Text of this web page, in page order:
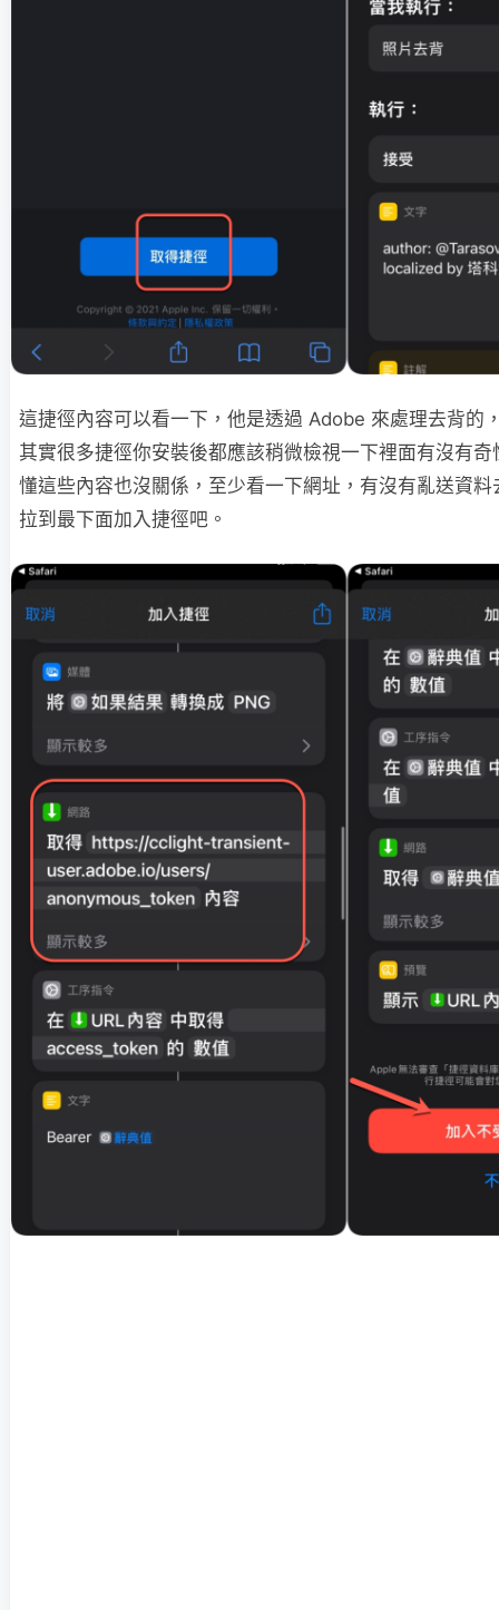
這捷徑內容可以看一下，他是透過 Adobe 來處理去背的
其實很多捷徑你安裝後都應該稍微檢視一下裡面有沒有
懂這些內容也沒關係，至少看一下網址，有沒有亂送資
拉到最下面加入捷徑吧。